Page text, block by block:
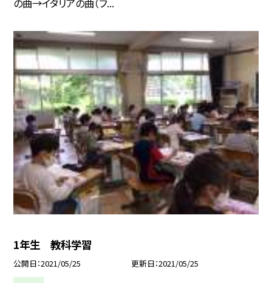
の曲→イタリアの曲（フ...
1年生 教科学習
公開日 2021/05/25 更新日 2021/05/25